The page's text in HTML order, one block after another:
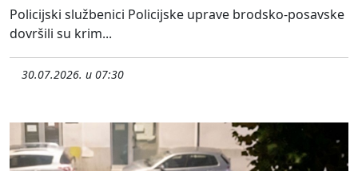
Policijski službenici Policijske uprave brodsko-posavske
dovršili su krim...
30.07.2026. u 07:30